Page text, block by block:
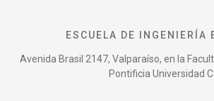
ESCUELA DE INGENIERÍA
Avenida Brasil 2147, Valparaíso, en la
Pontificia Universidad